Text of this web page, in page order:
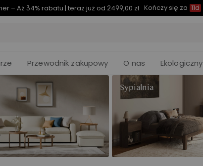
– Aż 34% rabatu | teraz już od 2499,00 zł Kończy się za 11d
Przewodnik zakupowy O nas Ekologiczny
Sypialnia